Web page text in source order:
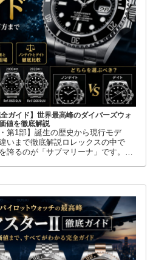
ガイド】世界最高峰のダイバーズウォ
値を徹底解説
第1部】誕生の歴史から現行モデ
いまで徹底解説ロレックスの中で
誇るのが「サブマリーナ」です。高